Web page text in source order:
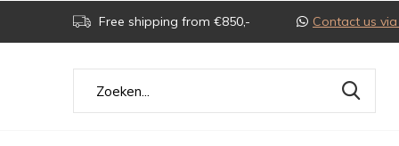
Free shipping from €850,- Contact us